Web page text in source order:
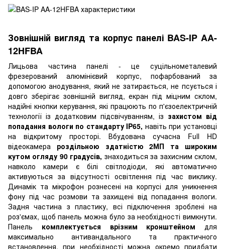
Зовнішній вигляд та корпус панелі BAS-IP AA-
12HFBA
Лицьова частина панелі - це суцільнометалевий
фрезерований алюмінієвий корпус, пофарбований за
допомогою анодування, який не затирається, не псується і
довго зберігає зовнішній вигляд, екран під міцним склом,
надійні кнопки керування, які працюють по п'єзоелектричній
технології із додатковим підсвічуванням, із захистом від
попадання вологи по стандарту IP65, навіть при установці
на відкритому просторі. Вбудована сучасна Full HD
відеокамера роздільною здатністю 2МП та широким
кутом огляду 90 градусів, знаходиться за захисним склом,
навколо камери є білі світлодіоди, які автоматично
активуються за відсутності освітлення під час виклику.
Динамік та мікрофон рознесені на корпусі для уникнення
фону під час розмови та захищені від попадання вологи.
Задня частина з пластику, всі підключення зроблені на
роз'ємах, щоб панель можна було за необхідності вимкнути.
Панель комплектується врізним кронштейном для
максимально антивандального та практичного
встановлення, при необхідності можна окремо придбати